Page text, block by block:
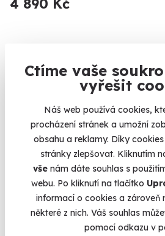
Ctíme vaše
vyřešit
Náš web používá cookies,
procházení stránek a umožní
obsahu a reklamy. Díky
stránky zlepšovat. Kliknutím
vše nám dáte souhlas s
webu. Po kliknutí na tlačítko
informací o cookies a zároveň
některé z nich. Váš souhlas
pomocí odkazu v
4 890 Kč
Novinka
Romantická plavba lodí při
lahví prosecca
Když se Vltava zbarví do zlata.